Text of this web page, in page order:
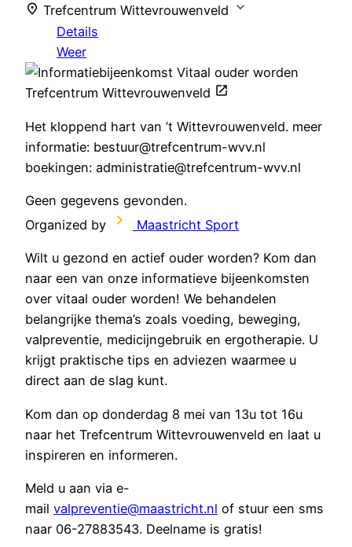
Trefcentrum Wittevrouwenveld
Details
Weer
Trefcentrum Wittevrouwenveld
Het kloppend hart van ’t Wittevrouwenveld. meer
informatie: bestuur@trefcentrum-wvv.nl
boekingen: administratie@trefcentrum-wvv.nl
Geen gegevens gevonden.
Organized by
Maastricht Sport
Wilt u gezond en actief ouder worden? Kom dan
naar een van onze informatieve bijeenkomsten
over vitaal ouder worden! We behandelen
belangrijke thema’s zoals voeding, beweging,
valpreventie, medicijngebruik en ergotherapie. U
krijgt praktische tips en adviezen waarmee u
direct aan de slag kunt.
Kom dan op donderdag 8 mei van 13u tot 16u
naar het Trefcentrum Wittevrouwenveld en laat u
inspireren en informeren.
Meld u aan via e-
mail valpreventie@maastricht.nl of stuur een sms
naar 06-27883543. Deelname is gratis!